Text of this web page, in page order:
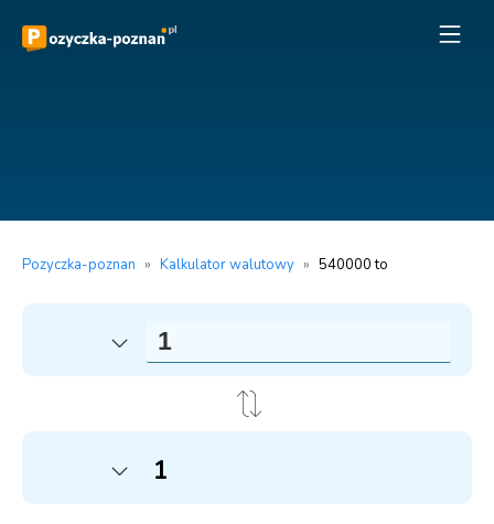
Pozyczka-poznan » Kalkulator walutowy » 540000 to
1